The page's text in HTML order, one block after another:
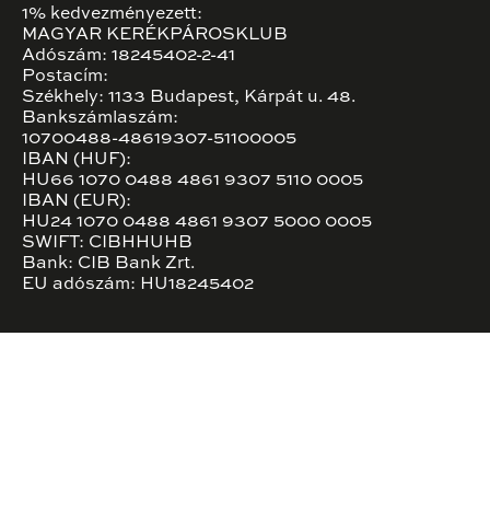
1% kedvezményezett:
MAGYAR KERÉKPÁROSKLUB
Adószám: 18245402-2-41
Postacím:
Székhely: 1133 Budapest, Kárpát u. 48.
Bankszámlaszám:
10700488-48619307-51100005
IBAN (HUF):
HU66 1070 0488 4861 9307 5110 0005
IBAN (EUR):
HU24 1070 0488 4861 9307 5000 0005
SWIFT: CIBHHUHB
Bank: CIB Bank Zrt.
EU adószám: HU18245402